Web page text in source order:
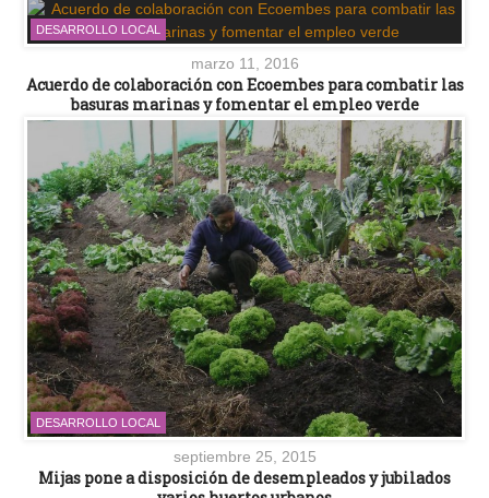
DESARROLLO LOCAL
marzo 11, 2016
Acuerdo de colaboración con Ecoembes para combatir las
basuras marinas y fomentar el empleo verde
DESARROLLO LOCAL
septiembre 25, 2015
Mijas pone a disposición de desempleados y jubilados